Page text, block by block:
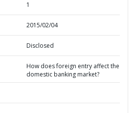
1
2015/02/04
Disclosed
How does foreign entry affect the
domestic banking market?